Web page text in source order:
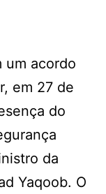
um acordo
em 27 de
do
da
Yaqoob. O